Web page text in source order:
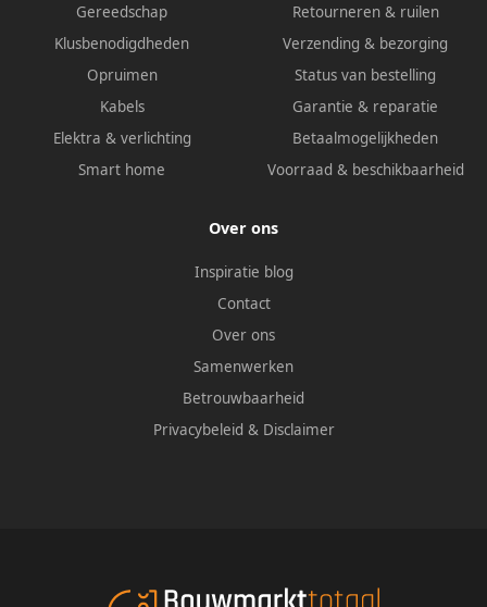
Gereedschap
Klusbenodigdheden
Opruimen
Kabels
Elektra & verlichting
Smart home
Retourneren & ruilen
Verzending & bezorging
Status van bestelling
Garantie & reparatie
Betaalmogelijkheden
Voorraad & beschikbaarheid
Over ons
Inspiratie blog
Contact
Over ons
Samenwerken
Betrouwbaarheid
Privacybeleid & Disclaimer